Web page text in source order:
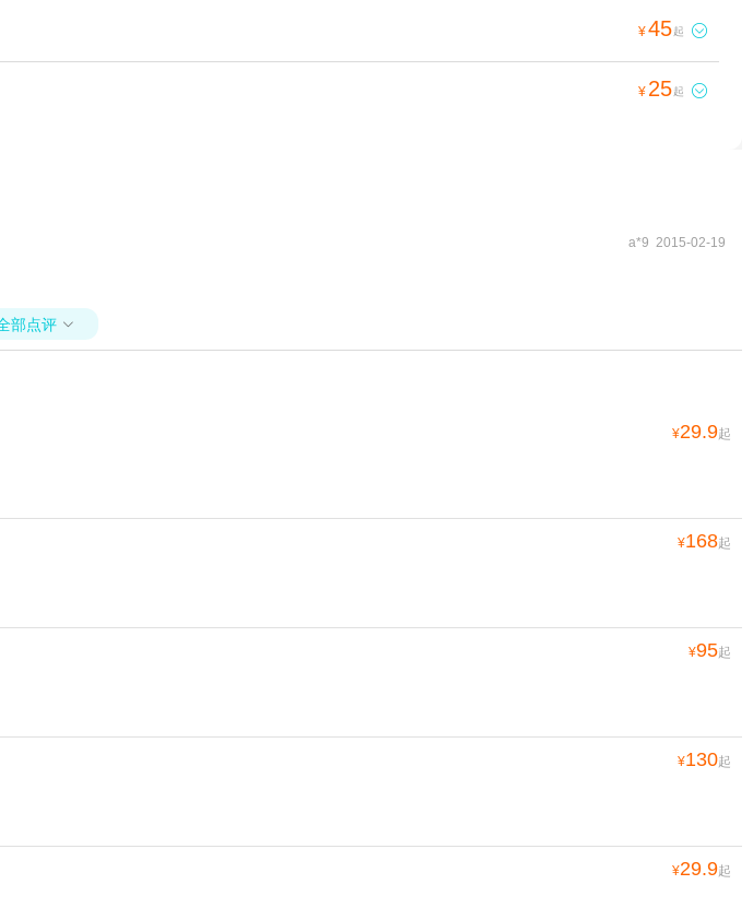
¥45起 
¥ 25起 
a*9 2015-02-19
部点评 
¥29.9起
¥168起
¥95起
¥130起
¥29.9起